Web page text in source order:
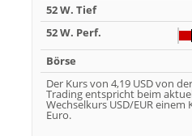
52 W. Tief
52 W. Perf.
Börse
Der Kurs von 4,19 USD von
Trading entspricht beim
Wechselkurs USD/EUR einem
Euro.